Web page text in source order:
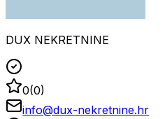
DUX NEKRETNINE
0(0)
info@dux-nekretnine.hr